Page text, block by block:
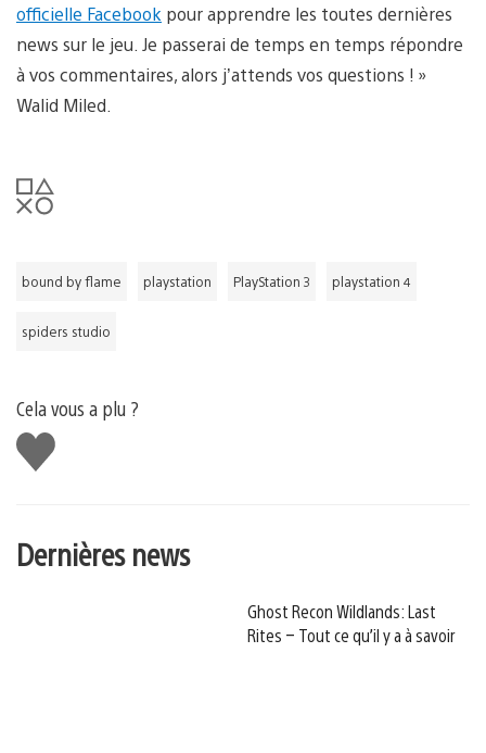
officielle Facebook pour apprendre les toutes dernières
news sur le jeu. Je passerai de temps en temps répondre
à vos commentaires, alors j’attends vos questions ! »
Walid Miled.
bound by flame playstation PlayStation 3 playstation 4
spiders studio
Cela vous a plu ?
J'aime
Dernières news
Ghost Recon Wildlands: Last
Rites – Tout ce qu’il y a à savoir